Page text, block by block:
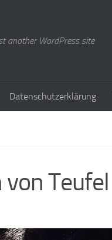
another WordPress site
Datenschutzerklärung
von Teufel